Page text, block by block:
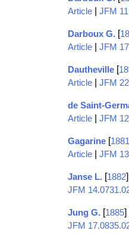
Article| JFM
Darboux G. [
Article| JFM
Dautheville [
Article| JFM
de Saint-
Article| JFM
Gagarine [1881
Article| JFM
Janse L. [1882
JFM
Jung G. [1885]
JFM